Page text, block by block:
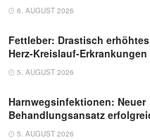
6. AUGUST 2026
Fettleber: Drastisch
Herz-Kreislauf-Erkrankungen
5. AUGUST 2026
Harnwegsinfektionen: Neuer
Behandlungsansatz
5. AUGUST 2026